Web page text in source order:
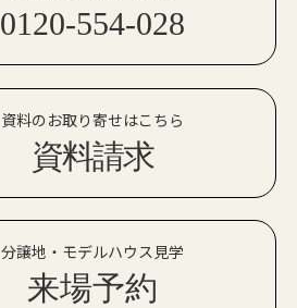
0120-554-028
資料のお取り寄せはこちら
資料請求
分譲地・モデルハウス見学
来場予約